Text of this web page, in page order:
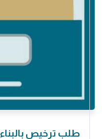
طلب ترخيص بالبناء